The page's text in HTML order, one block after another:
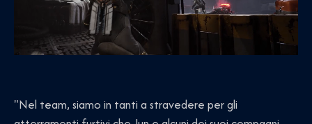
"Nel team, siamo in tanti a stravedere per gli